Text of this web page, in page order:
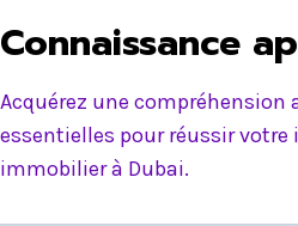
Connaissance
Acquérez une compréhension
essentielles pour réussir
immobilier à Dubai.